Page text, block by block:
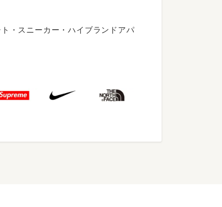
・スニーカー・ハイブランドアパ